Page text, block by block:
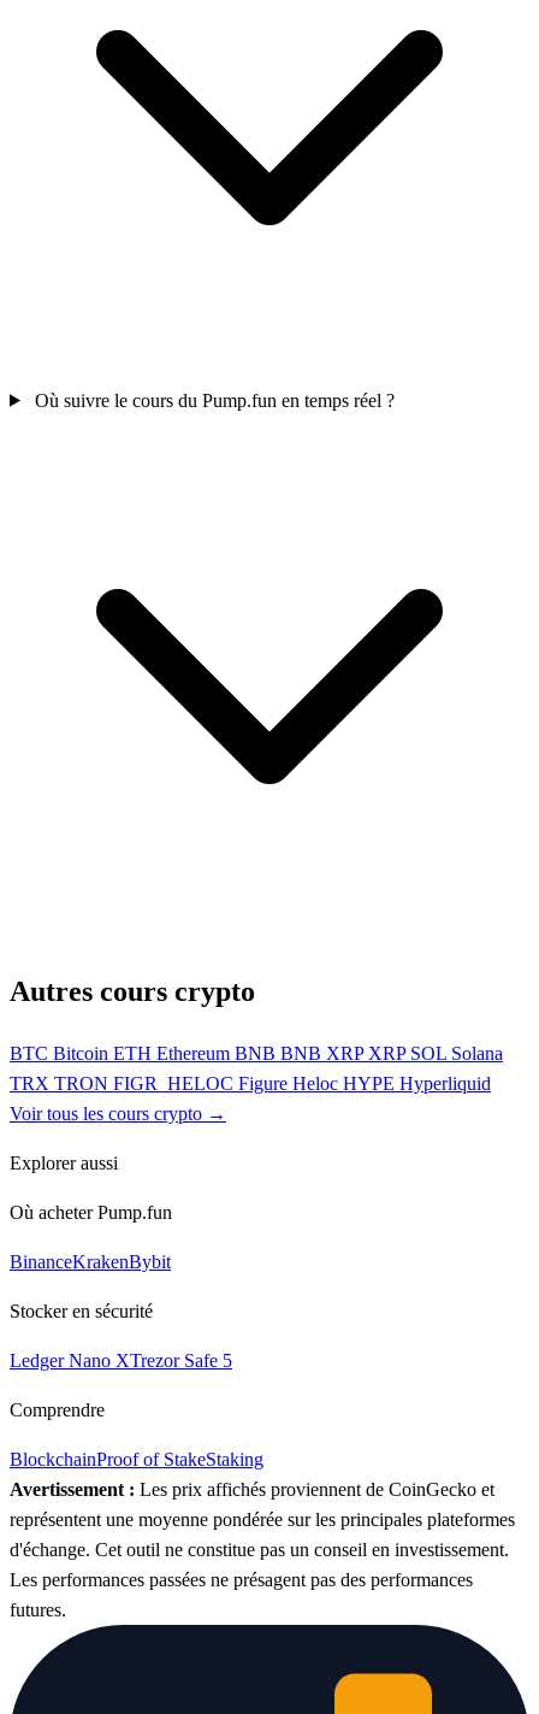
Où suivre le cours du Pump.fun en temps réel ?
Autres cours crypto
BTC Bitcoin ETH Ethereum BNB BNB XRP XRP SOL Solana
TRX TRON FIGR_HELOC Figure Heloc HYPE Hyperliquid
Voir tous les cours crypto →
Explorer aussi
Où acheter Pump.fun
BinanceKrakenBybit
Stocker en sécurité
Ledger Nano XTrezor Safe 5
Comprendre
BlockchainProof of StakeStaking
Avertissement : Les prix affichés proviennent de CoinGecko et
représentent une moyenne pondérée sur les principales plateformes
d'échange. Cet outil ne constitue pas un conseil en investissement.
Les performances passées ne présagent pas des performances
futures.